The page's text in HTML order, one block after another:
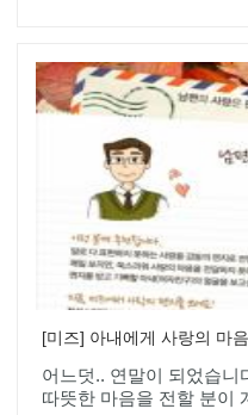
어느덧.. 연말이 되었습니
따뜻한 마음을 전할 분이